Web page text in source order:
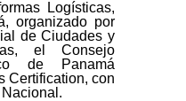
Logísticas,
organizado por
de Ciudades y
el Consejo
de Panamá
Certification, con